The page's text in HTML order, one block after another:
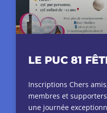
LE PUC 81
Inscriptions Chers
membres et
une journée